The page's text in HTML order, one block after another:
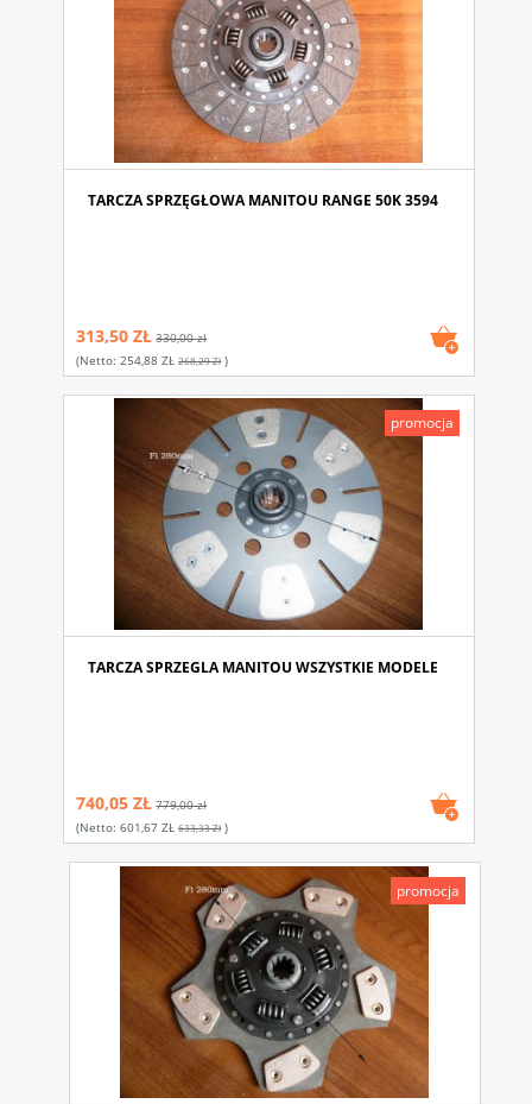
TARCZA SPRZĘGŁOWA MANITOU RANGE 50K 3594
313,50 ZŁ 330,00 zł
(netto:254,88 ZŁ 268,29 Zł)
TARCZA SPRZEGLA MANITOU WSZYSTKIE MODELE
740,05 ZŁ 779,00 zł
(netto:601,67 ZŁ 633,33 Zł)
promocja
promocja